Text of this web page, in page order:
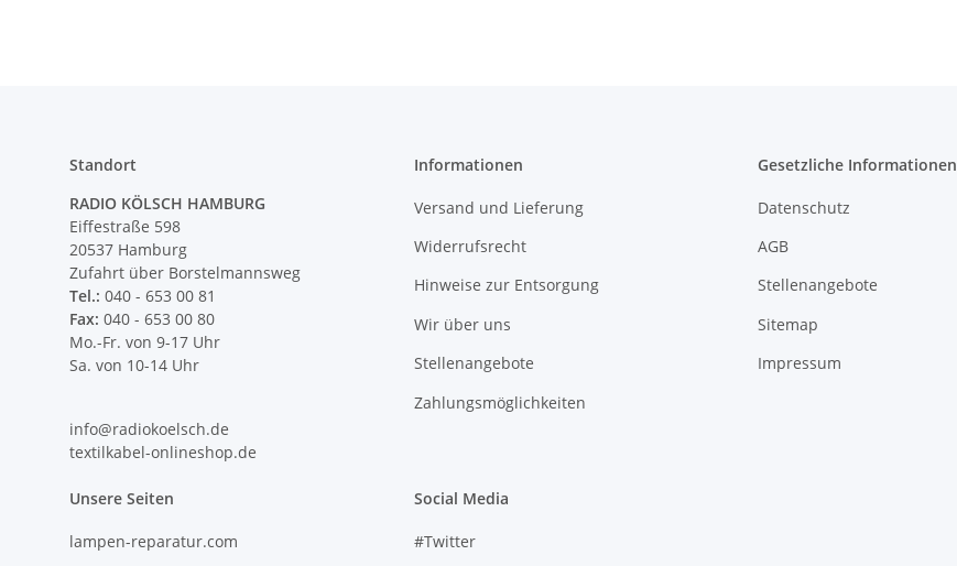
Standort
RADIO KÖLSCH HAMBURG
Eiffestraße 598
20537 Hamburg
Zufahrt über Borstelmannsweg
Tel.: 040 - 653 00 81
Fax: 040 - 653 00 80
Mo.-Fr. von 9-17 Uhr
Sa. von 10-14 Uhr
info@radiokoelsch.de
textilkabel-onlineshop.de
Informationen
Versand und Lieferung
Widerrufsrecht
Hinweise zur Entsorgung
Wir über uns
Stellenangebote
Zahlungsmöglichkeiten
Gesetzliche Informationen
Datenschutz
AGB
Stellenangebote
Sitemap
Impressum
Unsere Seiten
lampen-reparatur.com
Social Media
#Twitter